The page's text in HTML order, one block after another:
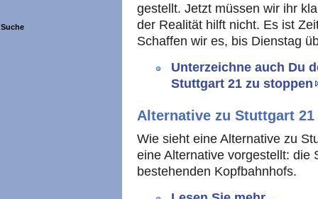
Suche
gestellt. Jetzt müssen wir ihr
der Realität hilft nicht. Es ist
Schaffen wir es, bis Dienstag
Unterzeichne auch Du
Stuttgart 21 zu stoppen
Alternative zu Stuttgart 21
Wie sieht eine Alternative zu
eine Alternative vorgestellt: die
bestehenden Kopfbahnhofs.